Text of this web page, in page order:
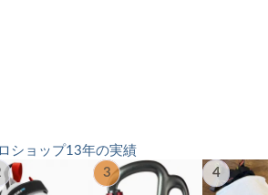
ショップ13年の実績
3 4